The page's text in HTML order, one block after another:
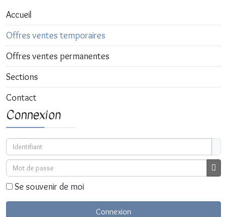
Accueil
Offres ventes temporaires
Offres ventes permanentes
Sections
Contact
Connexion
Identifiant
Mot de passe
Se souvenir de moi
Connexion